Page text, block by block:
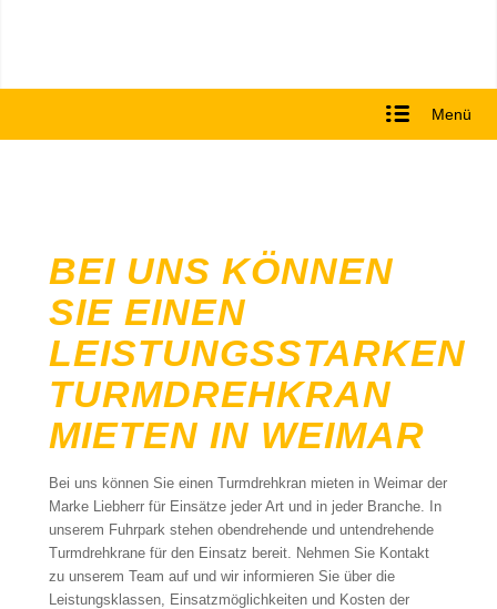
Menü
BEI UNS KÖNNEN
SIE EINEN
LEISTUNGSSTARKEN
TURMDREHKRAN
MIETEN IN WEIMAR
Bei uns können Sie einen Turmdrehkran mieten in Weimar der
Marke Liebherr für Einsätze jeder Art und in jeder Branche. In
unserem Fuhrpark stehen obendrehende und untendrehende
Turmdrehkrane für den Einsatz bereit. Nehmen Sie Kontakt
zu unserem Team auf und wir informieren Sie über die
Leistungsklassen, Einsatzmöglichkeiten und Kosten der